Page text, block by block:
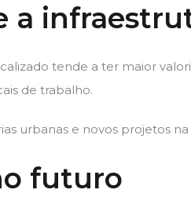
a
tende a ter maior
de trabalho.
urbanas e novos projetos
futuro